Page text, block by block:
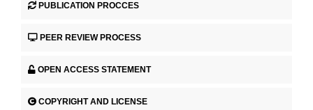
PUBLICATION PROCCES
PEER REVIEW PROCESS
OPEN ACCESS STATEMENT
COPYRIGHT AND LICENSE